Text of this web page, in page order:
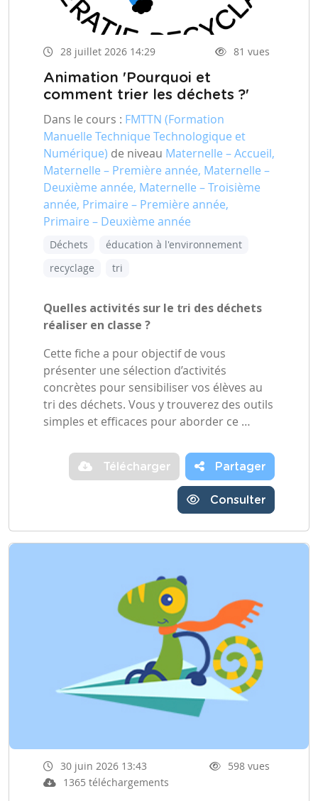
28 juillet 2026 14:29 81 vues
Animation 'Pourquoi et
comment trier les déchets ?'
Dans le cours : FMTTN (Formation
Manuelle Technique Technologique et
Numérique) de niveau Maternelle – Accueil,
Maternelle – Première année, Maternelle –
Deuxième année, Maternelle – Troisième
année, Primaire – Première année,
Primaire – Deuxième année
Déchets
éducation à l'environnement
recyclage
tri
Quelles activités sur le tri des déchets
réaliser en classe ?
Cette fiche a pour objectif de vous
présenter une sélection d’activités
concrètes pour sensibiliser vos élèves au
tri des déchets. Vous y trouverez des outils
simples et efficaces pour aborder ce …
Télécharger Partager
Consulter
30 juin 2026 13:43
598 vues
1365 téléchargements